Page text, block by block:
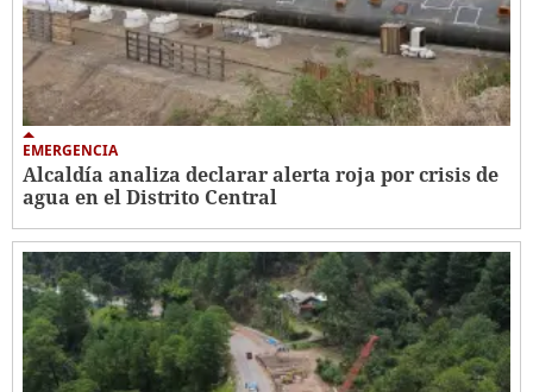
EMERGENCIA
Alcaldía analiza declarar alerta roja por crisis de
agua en el Distrito Central